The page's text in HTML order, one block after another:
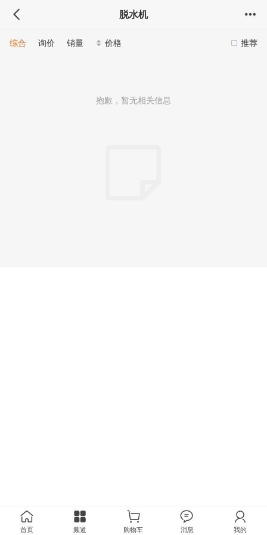
脱水机
推荐
综合 询价 销量 价格
抱歉，暂无相关信息
首页 频道 购物车 消息 我的